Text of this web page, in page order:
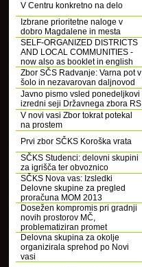
V Centru konkretno na delo
Izbrane prioritetne naloge v
dobro Magdalene in mesta
SELF-ORGANIZED DISTRICTS
AND LOCAL COMMUNITIES -
now also as booklet in english
Zbor SČS Radvanje: Varna pot v
šolo in nezavarovan daljnovod
Javno pismo vsled ponedeljkovi
izredni seji Državnega zbora RS
V novi vasi Zbor tokrat potekal
na prostem
Prvi zbor SČKS Koroška vrata
SČKS Studenci: delovni skupini
za igrišča ter obvoznico
SČKS Nova vas: Izsledki
Delovne skupine za pregled
proračuna MOM 2013
Dosežen kompromis pri gradnji
novih prostorov MČ,
problematiziran promet
Delovna skupina za okolje
organizirala sprehod po Novi
vasi